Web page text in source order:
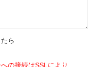
ら
の接続はSSLにより